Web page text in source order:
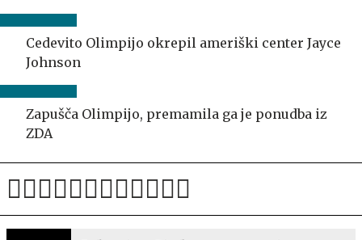
Cedevito Olimpijo okrepil ameriški center Jayce
Johnson
Zapušča Olimpijo, premamila ga je ponudba iz
ZDA